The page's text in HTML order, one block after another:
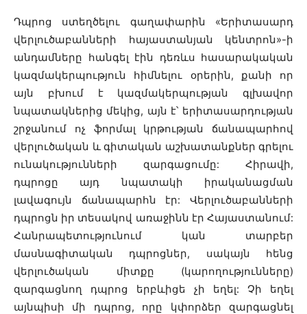
Դպրոց ստեղծելու գաղափարին «Երիտասարդ
վերլուծաբանների հայաստանյան կենտրոն»-ի
անդամները հանգել էին դեռևս հասարակական
կազմակերպություն հիմնելու օրերին, քանի որ
այն բխում է կազմակերպության գլխավոր
նպատակներից մեկից, այն է՝ երիտասարդության
շրջանում ոչ ֆորմալ կրթության ճանապարհով
վերլուծական և գիտական աշխատանքներ գրելու
ունակությունների զարգացումը: Հիրավի,
դպրոցը այդ նպատակի իրականացման
լավագույն ճանապարհն էր: Վերլուծաբանների
դպրոցն իր տեսակով առաջինն էր Հայաստանում:
Հանրապետությունում կան տարբեր
մասնագիտական դպրոցներ, սակայն հենց
վերլուծական միտքը (կարողությունները)
զարգացնող դպրոց երբևիցե չի եղել: Չի եղել
այնպիսի մի դպրոց, որը կփորձեր զարգացնել